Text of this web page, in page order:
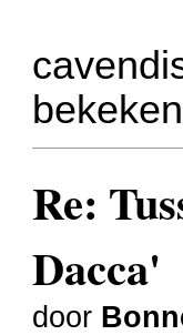
bekeken
Re:
Dacca'
door